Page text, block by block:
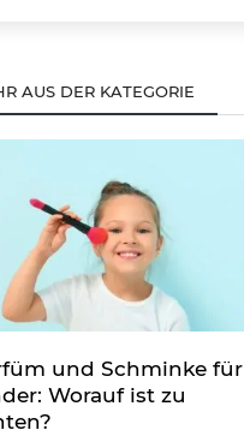
AUS DER KATEGORIE
und Schminke für
Worauf ist zu